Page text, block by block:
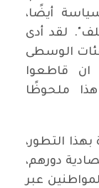
أيضًا،
لقد أدى
الوسطى
ان قاطعوا
ملحوظًا
التطور،
دورهم،
عبر